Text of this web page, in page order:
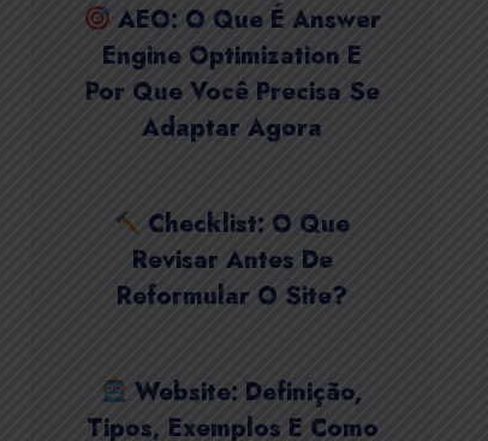
AEO: O Que É Answer
Engine Optimization E
Por Que Você Precisa Se
Adaptar Agora
Checklist: O Que
Revisar Antes De
Reformular O Site?
Website: Definição,
Tipos, Exemplos E Como